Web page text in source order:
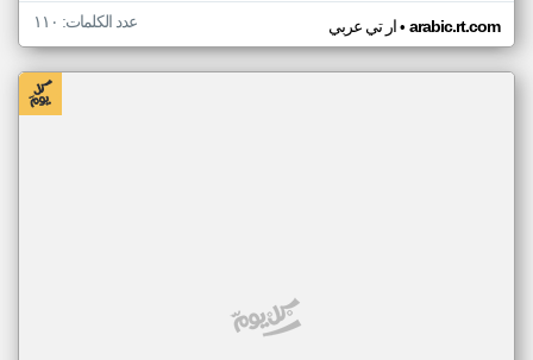
ار تي عربي• arabic.rt.com عدد الكلمات: ١١٠